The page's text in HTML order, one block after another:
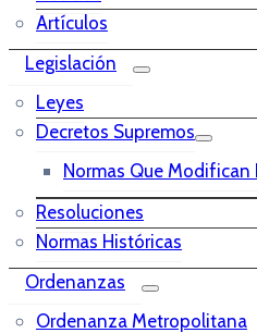
Artículos
Legislación
Leyes
Decretos Supremos
Normas Que Modifican
Resoluciones
Normas Históricas
Ordenanzas
Ordenanza Metropolitana